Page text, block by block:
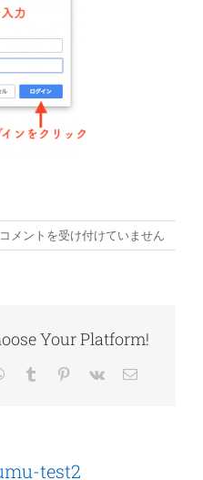
ロ
コメントを受け付けていません
Your Platform!
WhatsApp
Tumblr Pinterest
Vk
電
test2